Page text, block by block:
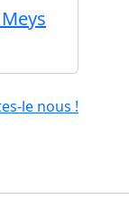
le nous !